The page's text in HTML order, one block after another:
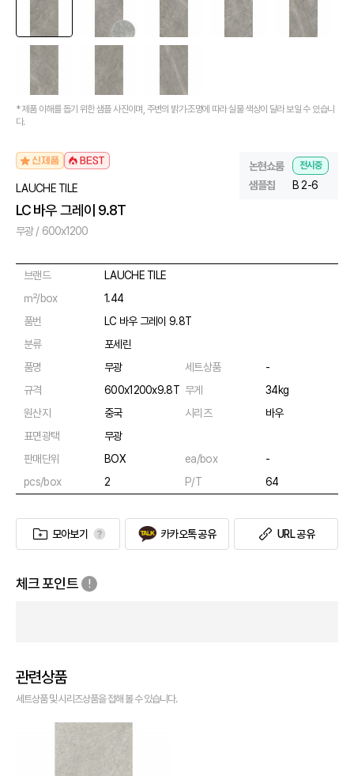
[모노플러스] 시공후에 알게되는 만족감! 프레임리스 휴지걸이
[신상품] 숨겨진 접합선 (Seamless) '피아또 수건걸이'
* 제품 이해를 돕기 위한 샘플 사진이며, 주변의 밝기·조명에 따라 실물 색상이 달라 보일 수 있습니
다.
논현쇼룸 전시중
샘플칩 B 2-6
LAUCHE TILE
LC 바우 그레이 9.8T
무광 / 600x1200
브랜드
LAUCHE TILE
㎡/box
1.44
품번
LC 바우 그레이 9.8T
분류
포세린
품명
무광 세트상품
-
규격
600x1200x9.8T 무게
34kg
원산지
중국 시리즈
바우
표면광택
무광
판매단위
BOX ea/box
-
pcs/box
2 P/T 64
모아보기 카카오톡 공유 URL 공유
체크 포인트
관련상품
세트상품 및 시리즈상품을 접해 볼 수 있습니다.